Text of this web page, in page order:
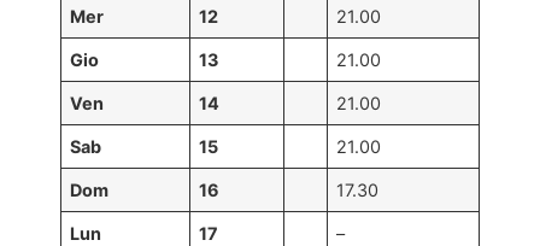
Mer 12 21.00
Gio 13 21.00
Ven 14 21.00
Sab 15 21.00
Dom 16 17.30
Lun 17 –